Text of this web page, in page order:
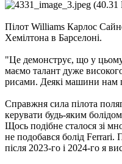
Пілот Williams Карлос
Хемілтона в Барселоні.
"Це демонструє, що у
маємо талант дуже
рисами. Деякі машини нам
Справжня сила пілота
керувати будь-яким
Щось подібне сталося зі
не подобався болід Ferrari.
після 2023-го і 2024-го я